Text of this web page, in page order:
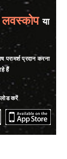
लवस्कोपया
परामर्श प्रदान करना
हैं
करें